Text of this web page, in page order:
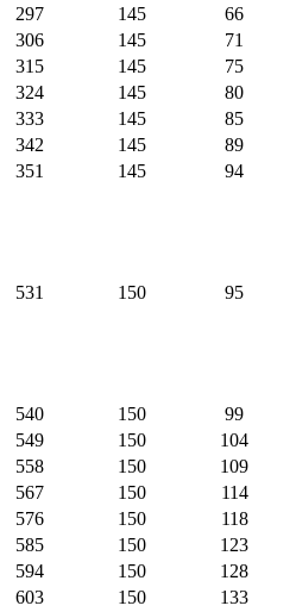
297 145
66
306 145
71
315 145
75
324 145
80
333 145
85
342 145
89
351 145
94
531 150 95
540 150
99
549 150
104
558 150
109
567 150
114
576 150
118
585 150
123
594 150
128
603 150
133